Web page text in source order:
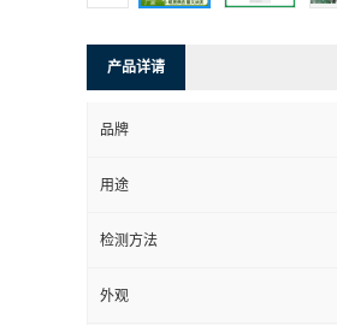
产品详请
品牌
用途
检测方法
外观